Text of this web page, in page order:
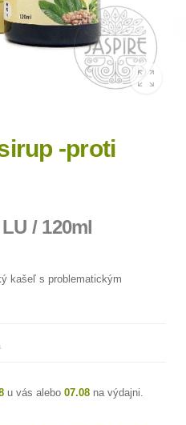
-proti
/ 120ml
kašeľ s problematickým
u vás alebo 07.08na výdajni.